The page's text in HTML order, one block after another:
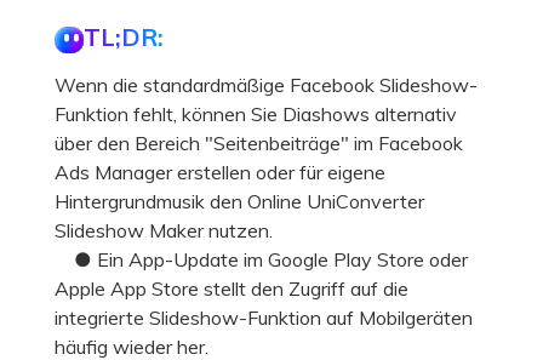
TL;DR:
Wenn die standardmäßige Facebook Slideshow-
Funktion fehlt, können Sie Diashows alternativ
über den Bereich "Seitenbeiträge" im Facebook
Ads Manager erstellen oder für eigene
Hintergrundmusik den Online UniConverter
Slideshow Maker nutzen.
● Ein App-Update im Google Play Store oder
Apple App Store stellt den Zugriff auf die
integrierte Slideshow-Funktion auf Mobilgeräten
häufig wieder her.